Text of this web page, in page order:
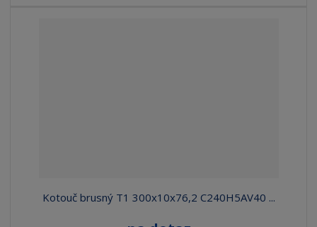
Kotouč brusný T1 300x10x76,2 C240H5AV40 ...